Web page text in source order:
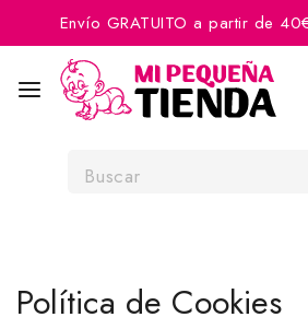
Envío GRATUITO a partir de
Política de Cookies